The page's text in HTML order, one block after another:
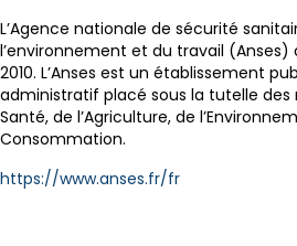
L’Agence nationale de sécurité
l’environnement et du travail (Anses)
2010. L’Anses est un établissement
administratif placé sous la tutelle des
Santé, de l’Agriculture, de
Consommation.
https://www.anses.fr/fr